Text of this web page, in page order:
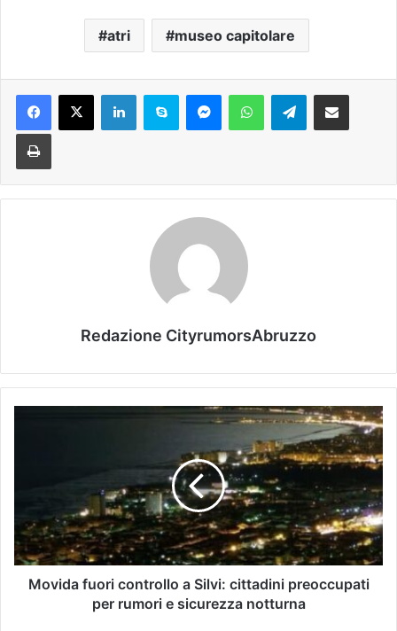
atri museo capitolare
Telegram
Redazione CityrumorsAbruzzo
Movida fuori controllo a Silvi: cittadini preoccupati
per rumori e sicurezza notturna